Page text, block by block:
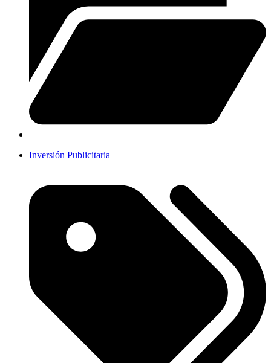
Inversión Publicitaria